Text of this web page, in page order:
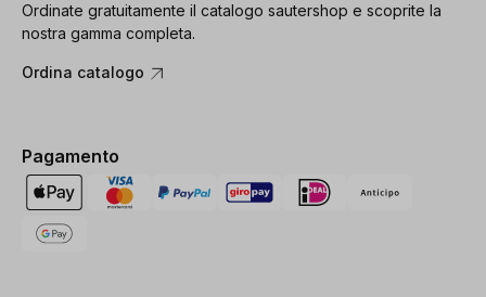
Ordinate gratuitamente il catalogo sautershop e scoprite la
nostra gamma completa.
Ordina catalogo
Pagamento